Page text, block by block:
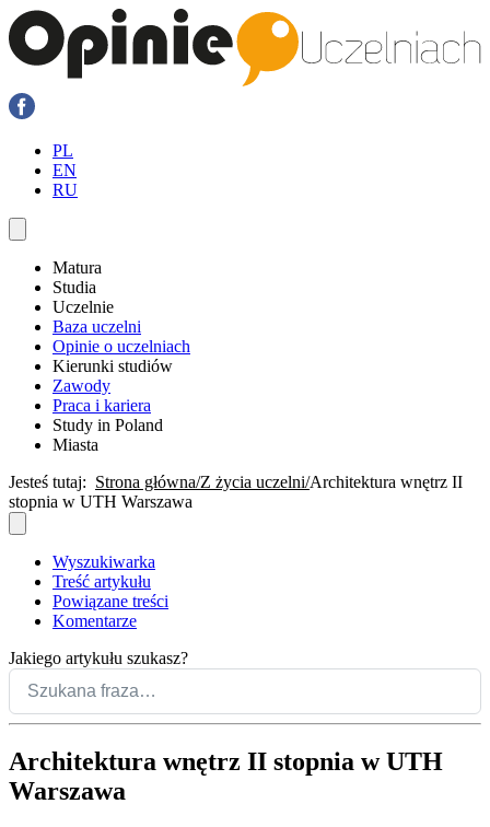
PL
EN
RU
Matura
Studia
Uczelnie
Baza uczelni
Opinie o uczelniach
Kierunki studiów
Zawody
Praca i kariera
Study in Poland
Miasta
Jesteś tutaj: Strona główna Z życia uczelni Architektura wnętrz II
stopnia w UTH Warszawa
Wyszukiwarka
Treść artykułu
Powiązane treści
Komentarze
Jakiego artykułu szukasz?
Architektura wnętrz II stopnia w UTH
Warszawa